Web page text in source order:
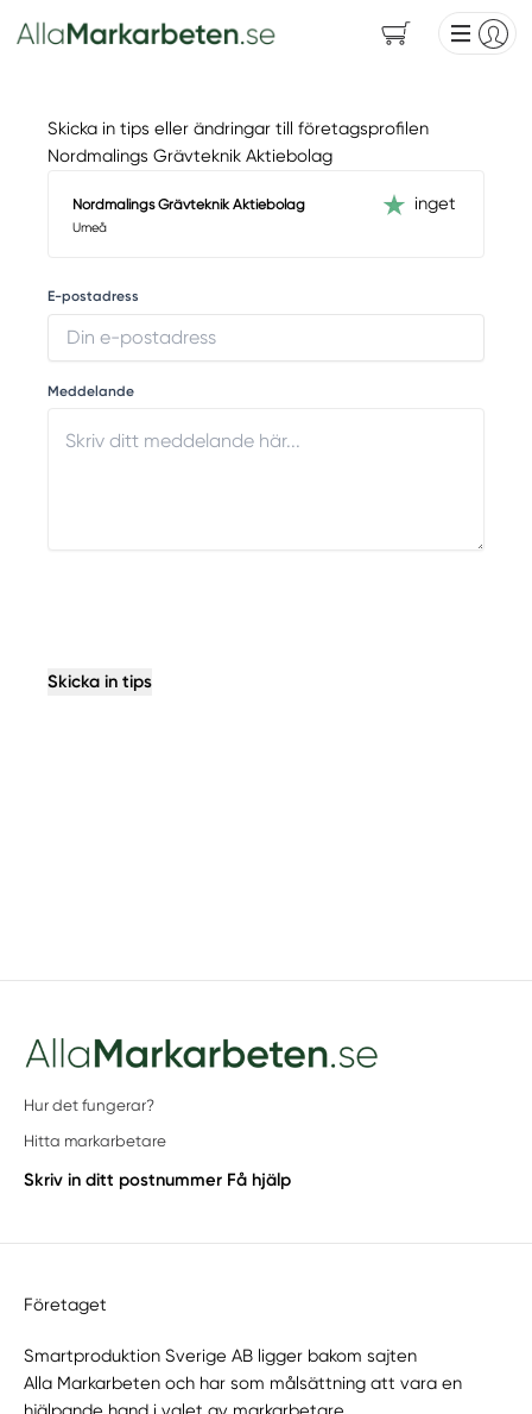
Skicka in tips eller ändringar till företagsprofilen
Nordmalings Grävteknik Aktiebolag
Nordmalings Grävteknik Aktiebolag
Umeå
inget
E-postadress
Meddelande
Skicka in tips
Hur det fungerar?
Hitta markarbetare
Skriv in ditt postnummer Få hjälp
Företaget
Smartproduktion Sverige AB ligger bakom sajten
Alla Markarbeten och har som målsättning att vara en